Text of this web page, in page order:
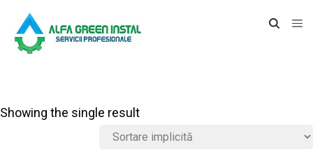
Showing the single result